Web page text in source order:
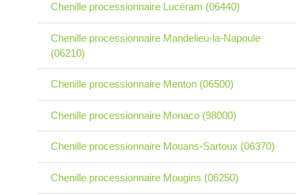
Chenille processionnaire Lucéram (06440)
Chenille processionnaire Mandelieu-la-Napoule
(06210)
Chenille processionnaire Menton (06500)
Chenille processionnaire Monaco (98000)
Chenille processionnaire Mouans-Sartoux (06370)
Chenille processionnaire Mougins (06250)